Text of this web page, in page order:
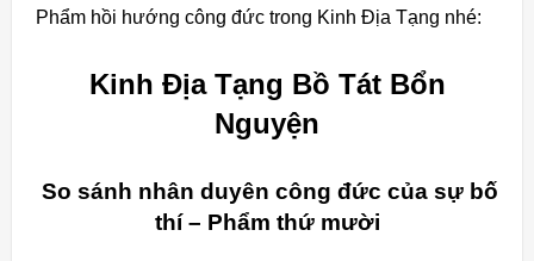
Phẩm hồi hướng công đức trong Kinh Địa Tạng nhé:
Kinh Địa Tạng Bồ Tát Bổn
Nguyện
So sánh nhân duyên công đức của sự bố
thí – Phẩm thứ mười